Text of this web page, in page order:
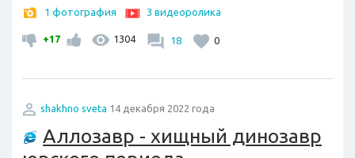
1 фотография 3 видеоролика
+17 1304 18 0
shakhno sveta 14 декабря 2022 года
Аллозавр - хищный динозавр